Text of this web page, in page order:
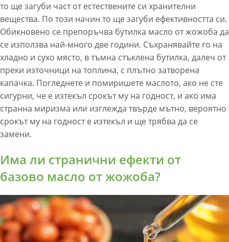
то ще загуби част от естествените си хранителни
вещества. По този начин то ще загуби ефективността си.
Обикновено се препоръчва бутилка масло от жожоба да
се използва най-много две години. Съхранявайте го на
хладно и сухо място, в тъмна стъклена бутилка, далеч от
преки източници на топлина, с плътно затворена
капачка. Погледнете и помиришете маслото, ако не сте
сигурни, че е изтекъл срокът му на годност, и ако има
странна миризма или изглежда твърде мътно, вероятно
срокът му на годност е изтекъл и ще трябва да се
замени.
Има ли странични ефекти от
базово масло от жожоба?